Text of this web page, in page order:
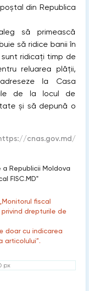
din Republica
să primească
să ridice banii în
ridicați timp de
reluarea plății,
la Casa
de la locul de
și să depună o
cnas.gov.md/
Republicii Moldova
FISC.MD"
fiscal
drepturile de
doar cu indicarea
articolului”.
px